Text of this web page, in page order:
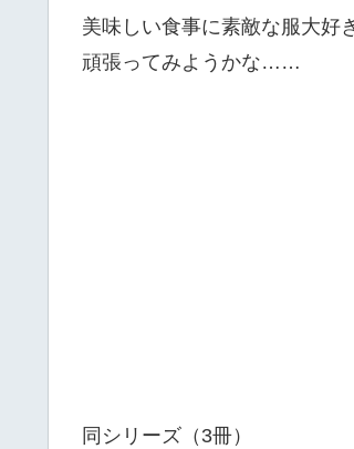
美味しい食事に素敵な服大好
頑張ってみようかな……
同シリーズ（3冊）